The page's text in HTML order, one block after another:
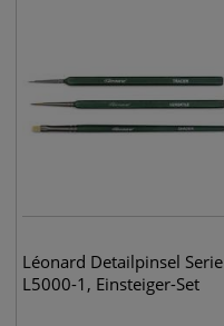
Léonard Detailpinsel Serie
L5000-1, Einsteiger-Set